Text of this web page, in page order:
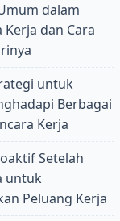
dalam
Kerja dan Cara
untuk
Berbagai
Kerja
Setelah
untuk
Peluang Kerja